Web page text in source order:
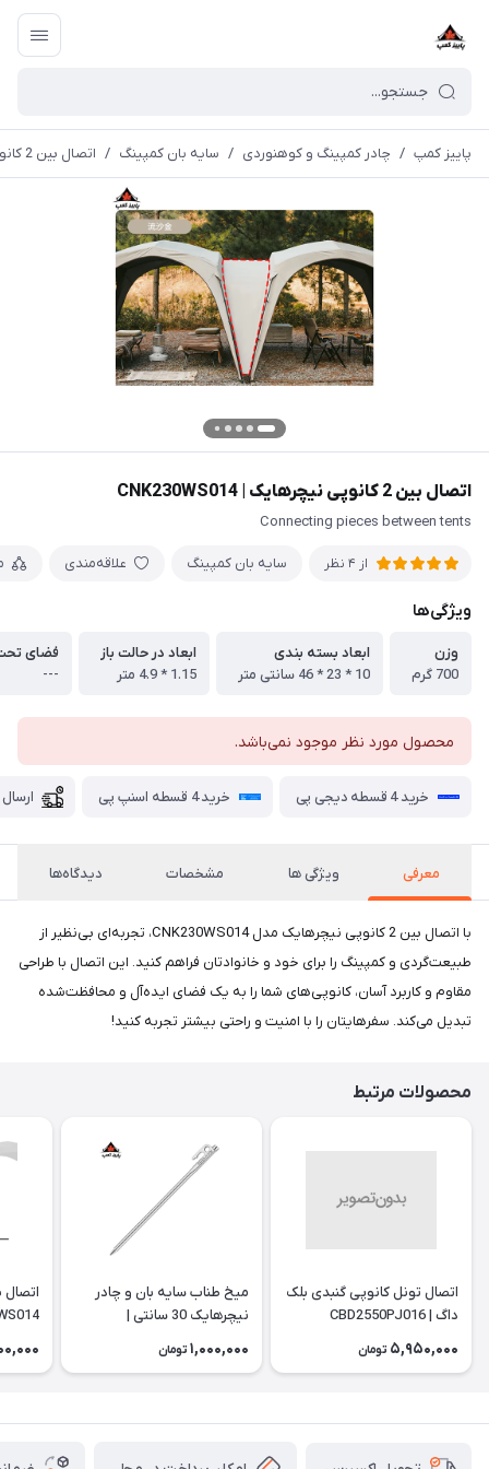
پاییز کمپ / چادر کمپینگ و کوهنوردی / سایه بان کمپینگ / اتصال بین 2 کانوپی نیچرهایک | CNK230WS014
اتصال بین 2 کانوپی نیچرهایک | CNK230WS014
Connecting pieces between tents
از 4 نظر سایه بان کمپینگ علاقه‌مندی
ویژگی‌ها
وزن
700 گرم
ابعاد بسته بندی
10 * 23 * 46 سانتی متر
ابعاد در حالت باز
1.15 * 4.9 متر
فضای
---
محصول مورد نظر موجود نمی‌باشد.
خرید 4 قسطه دیجی پی خرید 4 قسطه اسنپ پی
معرفی ویژگی ها مشخصات دیدگاه‌ها
با اتصال بین 2 کانوپی نیچرهایک مدل CNK230WS014، تجربه‌ای بی‌نظیر از
طبیعت‌گردی و کمپینگ را برای خود و خانوادتان فراهم کنید. این اتصال با طراحی
مقاوم و کاربرد آسان، کانوپی‌های شما را به یک فضای ایده‌آل و محافظت‌شده
تبدیل می‌کند. سفرهایتان را با امنیت و راحتی بیشتر تجربه کنید!
محصولات مرتبط
اتصال تونل کانوپی گنبدی بلک
داگ | CBD2550PJ016
5,950,000 تومان
میخ طناب سایه بان و چادر
نیچرهایک 30 سانتی |
NH19PJ014
1,000,000 تومان